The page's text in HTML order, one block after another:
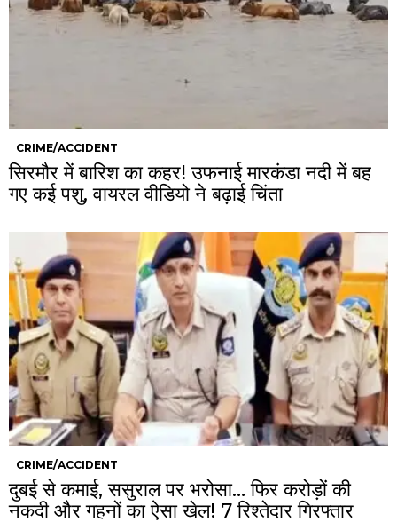
CRIME/ACCIDENT
सिरमौर में बारिश का कहर! उफनाई मारकंडा नदी में बह
गए कई पशु, वायरल वीडियो ने बढ़ाई चिंता
CRIME/ACCIDENT
दुबई से कमाई, ससुराल पर भरोसा… फिर करोड़ों की
नकदी और गहनों का ऐसा खेल! 7 रिश्तेदार गिरफ्तार